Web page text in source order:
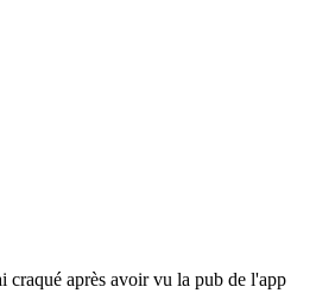
craqué après avoir vu la pub de l'app